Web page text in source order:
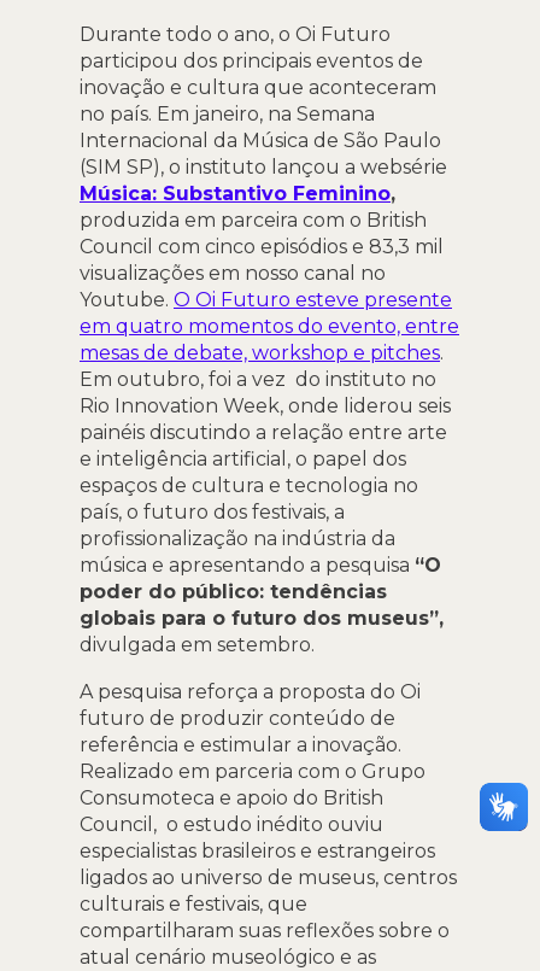
Durante todo o ano, o Oi Futuro
participou dos principais eventos de
inovação e cultura que aconteceram
no país. Em janeiro, na Semana
Internacional da Música de São Paulo
(SIM SP), o instituto lançou a websérie
Música: Substantivo Feminino,
produzida em parceira com o British
Council com cinco episódios e 83,3 mil
visualizações em nosso canal no
Youtube. O Oi Futuro esteve presente
em quatro momentos do evento, entre
mesas de debate, workshop e pitches.
Em outubro, foi a vez do instituto no
Rio Innovation Week, onde liderou seis
painéis discutindo a relação entre arte
e inteligência artificial, o papel dos
espaços de cultura e tecnologia no
país, o futuro dos festivais, a
profissionalização na indústria da
música e apresentando a pesquisa “O
poder do público: tendências
globais para o futuro dos museus”,
divulgada em setembro.
A pesquisa reforça a proposta do Oi
futuro de produzir conteúdo de
referência e estimular a inovação.
Realizado em parceria com o Grupo
Consumoteca e apoio do British
Council, o estudo inédito ouviu
especialistas brasileiros e estrangeiros
ligados ao universo de museus, centros
culturais e festivais, que
compartilharam suas reflexões sobre o
atual cenário museológico e as